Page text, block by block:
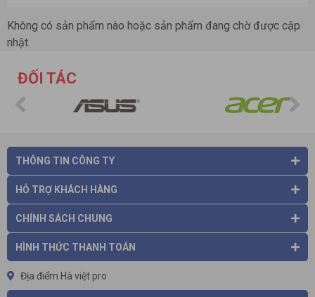
Không có sản phẩm nào hoặc sản phẩm đang chờ được cập
nhật.
ĐỐI TÁC
THÔNG TIN CÔNG TY
HỖ TRỢ KHÁCH HÀNG
CHÍNH SÁCH CHUNG
HÌNH THỨC THANH TOÁN
Địa điểm Hà việt pro